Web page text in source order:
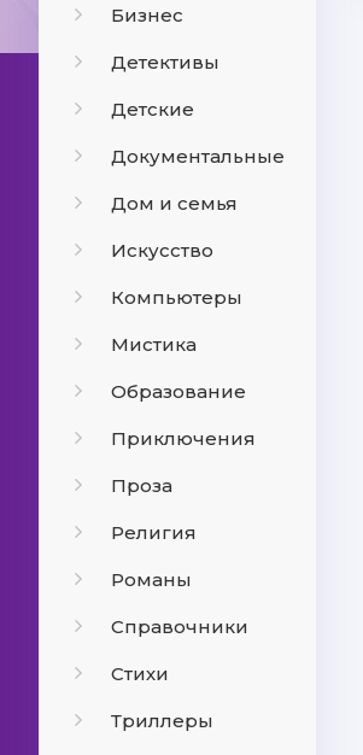
Бизнес
Детективы
Детские
Документальные
Дом и семья
Искусство
Компьютеры
Мистика
Образование
Приключения
Проза
Религия
Романы
Справочники
Стихи
Триллеры